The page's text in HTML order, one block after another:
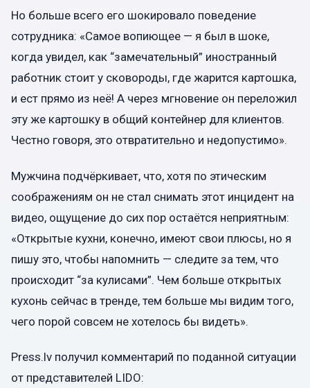
Но больше всего его шокировало поведение
сотрудника: «Самое вопиющее — я был в шоке,
когда увидел, как “замечательный” иностранный
работник стоит у сковороды, где жарится картошка,
и ест прямо из неё! А через мгновение он переложил
эту же картошку в общий контейнер для клиентов.
Честно говоря, это отвратительно и недопустимо».
Мужчина подчёркивает, что, хотя по этическим
соображениям он не стал снимать этот инцидент на
видео, ощущение до сих пор остаётся неприятным:
«Открытые кухни, конечно, имеют свои плюсы, но я
пишу это, чтобы напомнить — следите за тем, что
происходит “за кулисами”. Чем больше открытых
кухонь сейчас в тренде, тем больше мы видим того,
чего порой совсем не хотелось бы видеть».
Press.lv получил комментарий по поданной ситуации
от представителей LIDO: